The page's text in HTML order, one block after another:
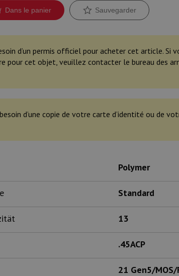
Dans le panier Sauvegarder
d’un permis officiel pour acheter cet article. Si
pour cet objet, veuillez contacter le bureau des
d’une copie de votre carte d’identité ou de
Polymer
Standard
13
.45ACP
21 Gen5/MOS/